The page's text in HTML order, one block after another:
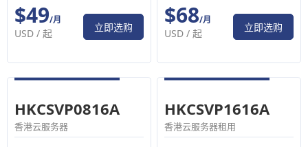
$49/月
USD /起 立即选购 $68/月
USD /起 立即选购
HKCSVP0816A
香港云服务器
HKCSVP1616A
香港云服务器租用